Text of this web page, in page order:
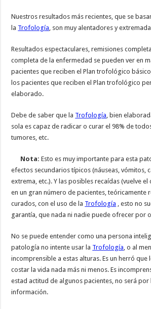
Nuestros resultados más recientes, que se
la Trofología, son muy alentadores y
Resultados espectaculares, remisiones
completa de la enfermedad se pueden ver en
pacientes que reciben el Plan trofológico
los pacientes que reciben el Plan trofológico
elaborado.
Debe de saber que la Trofología, bien
sola es capaz de radicar o curar el 98% de
tumores, etc.
Nota:Esto es muy importante para esta
efectos secundarios típicos (náuseas, vómitos,
extrema, etc.). Y las posibles recaídas (vuelve el
en un gran número de pacientes, teóricamente
curados, con el uso de la Trofología , esto no
garantía, que nada ni nadie puede ofrecer por
No se puede entender como una persona
patología no intente usar la Trofología, o al
incomprensible a estas alturas. Es un herró que
costar la vida nada más ni menos. Es
estad actitud de algunos pacientes, no será por
información.